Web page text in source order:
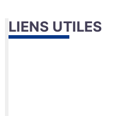
LIENS UTILES